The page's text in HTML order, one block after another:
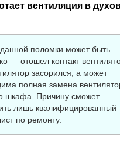
вентиляция в
поломки может быть
— отошел контакт
засорился, а может
полная замена
шкафа. Причину сможет
лишь квалифицированный
по ремонту.